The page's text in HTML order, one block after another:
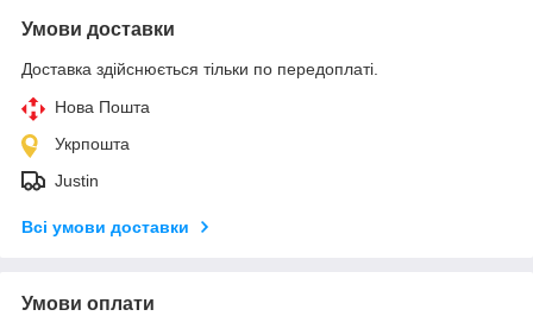
Умови доставки
Доставка здійснюється тільки по передоплаті.
Нова Пошта
Укрпошта
Justin
Всі умови доставки
Умови оплати